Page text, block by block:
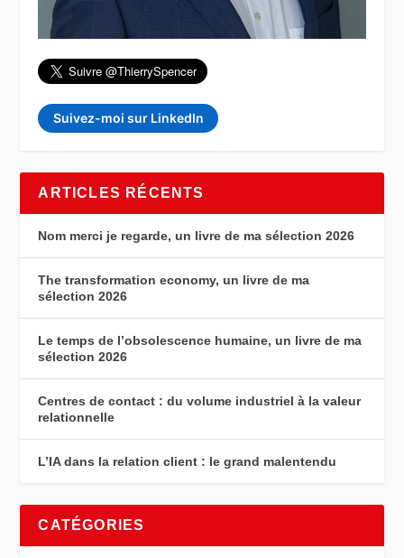
Suivez-moi sur LinkedIn
ARTICLES RÉCENTS
Nom merci je regarde, un livre de ma sélection 2026
The transformation economy, un livre de ma
sélection 2026
Le temps de l’obsolescence humaine, un livre de ma
sélection 2026
Centres de contact : du volume industriel à la valeur
relationnelle
L’IA dans la relation client : le grand malentendu
CATÉGORIES